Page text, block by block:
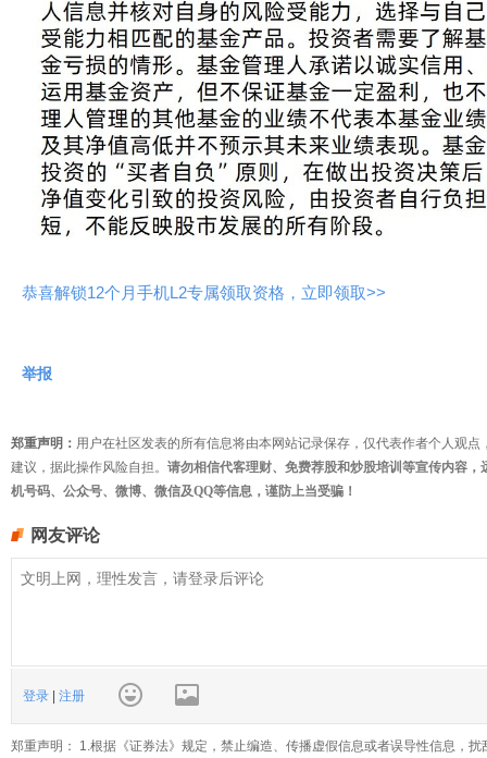
恭喜解锁12个月手机L2专属领取资格，立即领取>>
举报
郑重声明： 用户在社区发表的所有信息将由本网站记录保存，仅代表作者个人观
建议，据此操作风险自担。 请勿相信代客理财、免费荐股和炒股培训等宣传内容
机号码、公众号、微博、微信及QQ等信息，谨防上当受骗！
网友评论
登录 注册
郑重声明： 1.根据《证券法》规定，禁止编造、传播虚假信息或者误导性信息，